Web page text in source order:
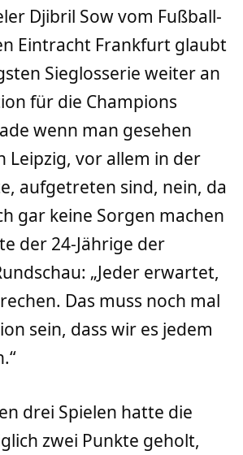
Djibril Sow vom Fußball-
Eintracht Frankfurt glaubt
Sieglosserie weiter an
für die Champions
wenn man gesehen
Leipzig, vor allem in der
aufgetreten sind, nein, da
gar keine Sorgen machen
der 24-Jährige der
„Jeder erwartet,
Das muss noch mal
sein, dass wir es jedem
drei Spielen hatte die
zwei Punkte geholt,